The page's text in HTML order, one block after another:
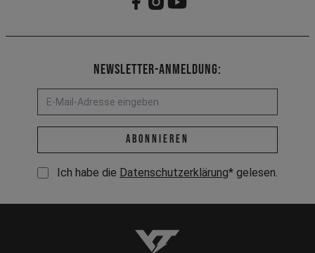
Newsletter-Anmeldung:
E-Mail-Adresse *
abonnieren
Ich habe die Datenschutzerklärung* gelesen.
YT-Industries